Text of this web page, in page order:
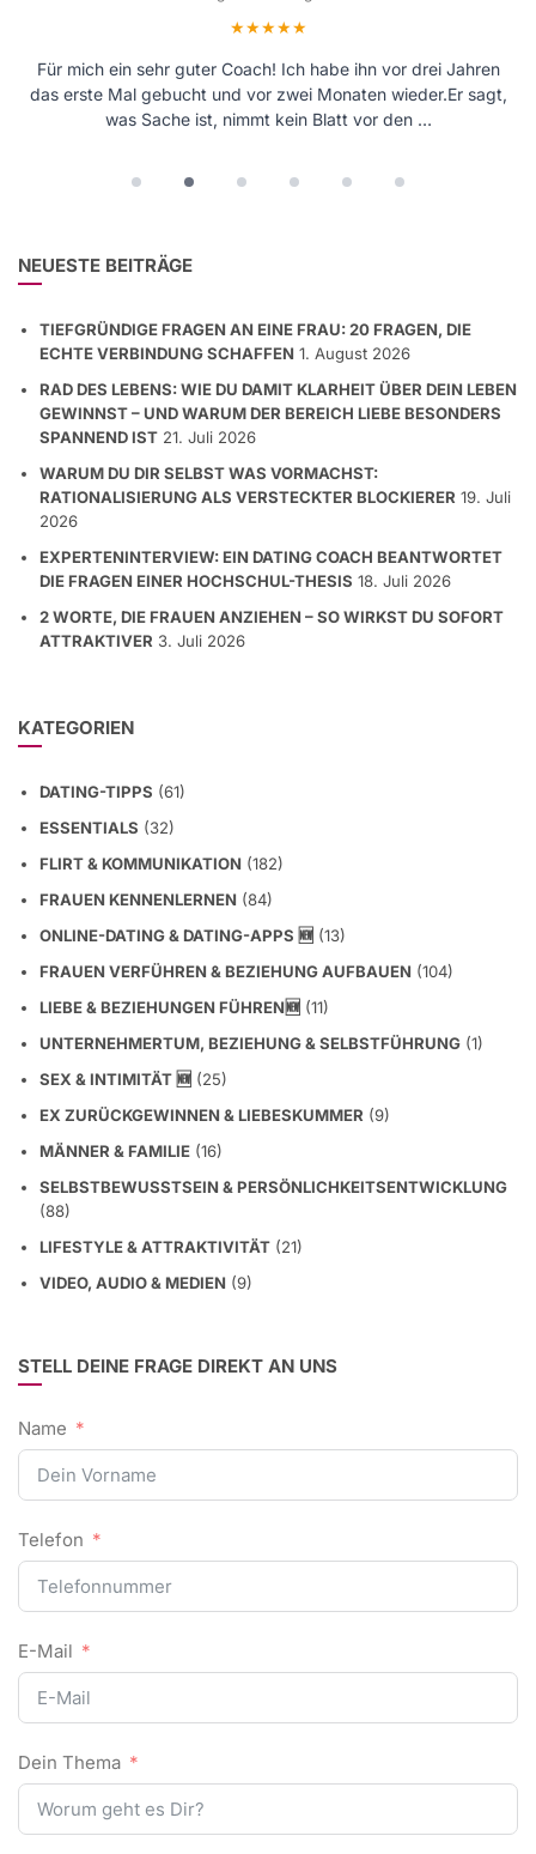
Bewertung: 5 von 5 Sternen
Für mich ein sehr guter Coach! Ich habe ihn vor drei Jahren
das erste Mal gebucht und vor zwei Monaten wieder.Er sagt,
was Sache ist, nimmt kein Blatt vor den …
NEUESTE BEITRÄGE
TIEFGRÜNDIGE FRAGEN AN EINE FRAU: 20 FRAGEN, DIE
ECHTE VERBINDUNG SCHAFFEN 1. August 2026
RAD DES LEBENS: WIE DU DAMIT KLARHEIT ÜBER DEIN LEBEN
GEWINNST – UND WARUM DER BEREICH LIEBE BESONDERS
SPANNEND IST 21. Juli 2026
WARUM DU DIR SELBST WAS VORMACHST:
RATIONALISIERUNG ALS VERSTECKTER BLOCKIERER 19. Juli
2026
EXPERTENINTERVIEW: EIN DATING COACH BEANTWORTET
DIE FRAGEN EINER HOCHSCHUL-THESIS 18. Juli 2026
2 WORTE, DIE FRAUEN ANZIEHEN – SO WIRKST DU SOFORT
ATTRAKTIVER 3. Juli 2026
KATEGORIEN
DATING-TIPPS (61)
ESSENTIALS (32)
FLIRT & KOMMUNIKATION (182)
FRAUEN KENNENLERNEN (84)
ONLINE-DATING & DATING-APPS 🆕 (13)
FRAUEN VERFÜHREN & BEZIEHUNG AUFBAUEN (104)
LIEBE & BEZIEHUNGEN FÜHREN🆕 (11)
UNTERNEHMERTUM, BEZIEHUNG & SELBSTFÜHRUNG (1)
SEX & INTIMITÄT 🆕 (25)
EX ZURÜCKGEWINNEN & LIEBESKUMMER (9)
MÄNNER & FAMILIE (16)
SELBSTBEWUSSTSEIN & PERSÖNLICHKEITSENTWICKLUNG
(88)
LIFESTYLE & ATTRAKTIVITÄT (21)
VIDEO, AUDIO & MEDIEN (9)
STELL DEINE FRAGE DIREKT AN UNS
Name
Telefon
E-Mail
Dein Thema